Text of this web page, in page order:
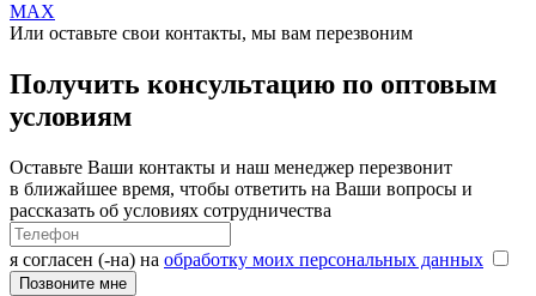
MAX
Или оставьте свои контакты, мы вам перезвоним
Получить консультацию по оптовым
условиям
Оставьте Ваши контакты и наш менеджер перезвонит
в ближайшее время, чтобы ответить на Ваши вопросы и
рассказать об условиях сотрудничества
я согласен (-на) на обработку моих персональных данных